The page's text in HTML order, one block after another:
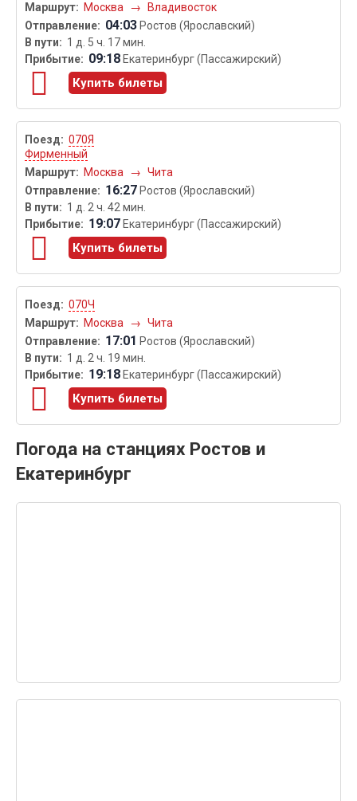
Москва
→ Владивосток
04:03 Ростов (Ярославский)
1 д. 5 ч. 17 мин.
09:18 Екатеринбург (Пассажирский)
Купить билеты
070Я
Фирменный
Москва
→ Чита
16:27 Ростов (Ярославский)
1 д. 2 ч. 42 мин.
19:07 Екатеринбург (Пассажирский)
Купить билеты
070Ч
Москва
→ Чита
17:01 Ростов (Ярославский)
1 д. 2 ч. 19 мин.
19:18 Екатеринбург (Пассажирский)
Купить билеты
Погода на станциях Ростов и
Екатеринбург